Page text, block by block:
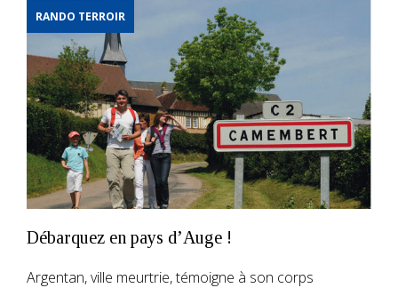
RANDO TERROIR
Débarquez en pays d’Auge !
Argentan, ville meurtrie, témoigne à son corps